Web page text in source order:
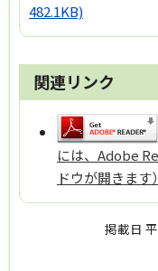
482.1KB)
関連リンク
には、Adobe
ドウが開きます）
掲載日